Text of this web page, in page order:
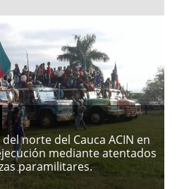
norte del Cauca ACIN en
mediante atentados
paramilitares.